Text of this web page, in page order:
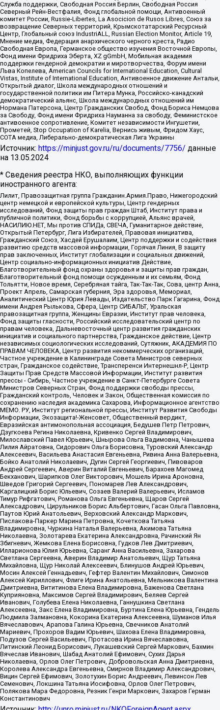
Служба поддержки, Свободная Россия Берлин, Свободная Россия
Северный Рейн-Вестфалия, Фонд глобальной помощи, Антивоенный
комитет России, Russie-Libertes, La Asocicion de Rusos Libres, Союз за
возвращение Северных территорий, Крымскотатарский Ресурсный
Центр, Глобальный союз IndustriALL, Russian Election Monitor, Article 19,
Мнение медиа, Федерация анархического черного креста, Радио
Свободная Европа, Германское общество изучения Восточной Европы,
Фонд имени Фридриха Эберта, XZ gGmbH, Мобильная академия
поддержки гендерной демократии и миротворчества, Форум имени
Льва Копелева, American Councils for International Education, Cultural
Vistas, Institute of International Education, Антивоенное движение Антальи,
Открытый диалог, Школа международных отношений и
государственной политики им Питера Мунка, Российско-канадский
демократический альянс, Школа международных отношений им
Нормана Патерсона, Центр Гражданских Свобод, Фонд Бориса Немцова
за Свободу, Фонд имени Фридриха Науманна за свободу, Феминистское
антивоенное сопротивление, Комитет независимости Ингушетии,
Прометей, Stop Occupation of Karelia, Вернись живым, Фридом Хаус,
СОТА медиа, Либерально-демократическая Лига Украины
Источник: https://minjust.gov.ru/ru/documents/7756/ данные
на 13.05.2024
* Сведения реестра НКО, выполняющих функции
иностранного агента:
Лилит, Правозащитная группа Гражданин.Армия.Право, Нижегородский
центр немецкой и европейской культуры, Центр гендерных
исследований, Фонд защиты прав граждан Штаб, Институт права и
публичной политики, Фонд борьбы с коррупцией, Альянс врачей,
НАСИЛИЮ.НЕТ, Мы против СПИДа, СВЕЧА, Гуманитарное действие,
Открытый Петербург, Лига Избирателей, Правовая инициатива,
Гражданский Союз, Хасдей Ерушалаим, Центр поддержки и содействия
развитию средств массовой информации, Горячая Линия, В защиту
прав заключенных, Институт глобализации и социальных движений,
Центр социально-информационных инициатив Действие,
Благотворительный фонд охраны здоровья и защиты прав граждан,
Благотворительный фонд помощи осужденным и их семьям, Фонд
Тольятти, Новое время, Серебряная тайга, Так-Так-Так, Сова, центр Анна,
Проект Апрель, Самарская губерния, Эра здоровья, Мемориал,
Аналитический Центр Юрия Левады, Издательство Парк Гагарина, Фонд
имени Андрея Рылькова, Сфера, Центр СИБАЛЬТ, Уральская
правозащитная группа, Женщины Евразии, Институт прав человека,
Фонд защиты гласности, Российский исследовательский центр по
правам человека, Дальневосточный центр развития гражданских
инициатив и социального партнерства, Гражданское действие, Центр
независимых социологических исследований, Сутяжник, АКАДЕМИЯ ПО
ПРАВАМ ЧЕЛОВЕКА, Центр развития некоммерческих организаций,
Частное учреждение в Калининграде Совета Министров северных
стран, Гражданское содействие, Трансперенси Интернешнл-Р, Центр
Защиты Прав Средств Массовой Информации, Институт развития
прессы - Сибирь, Частное учреждение в Санкт-Петербурге Совета
Министров Северных Стран, Фонд поддержки свободы прессы,
Гражданский контроль, Человек и Закон, Общественная комиссия по
сохранению наследия академика Сахарова, Информационное агентство
МЕМО. РУ, Институт региональной прессы, Институт Развития Свободы
Информации, Экозащита!-Женсовет, Общественный вердикт,
Евразийская антимонопольная ассоциация, Бедушев Петр Петрович,
Дзугкоева Регина Николаевна, Кривенко Сергей Владимирович,
Милославский Павел Юрьевич, Шнырова Ольга Вадимовна, Чанышева
Лилия Айратовна, Сидорович Ольга Борисовна, Туровский Александр
Алексеевич, Васильева Анастасия Евгеньевна, Ривина Анна Валерьевна,
Бойко Анатолий Николаевич, Дугин Сергей Георгиевич, Пивоваров
Андрей Сергеевич, Аверин Виталий Евгеньевич, Барахоев Магомед
Бекханович, Шарипков Олег Викторович, Мошель Ирина Ароновна,
Шведов Григорий Сергеевич, Пономарев Лев Александрович,
Каргалицкий Борис Юльевич, Созаев Валерий Валерьевич, Исламов
Тимур Рифгатович, Романова Ольга Евгеньевна, Щаров Сергей
Алексадрович, Цирульников Борис Альбертович, Гасан Ольга Павловна,
Паутов Юрий Анатольевич, Верховский Александр Маркович,
Пислакова-Паркер Марина Петровна, Кочеткова Татьяна
Владимировна, Чуркина Наталья Валерьевна, Акимова Татьяна
Николаевна, Золотарева Екатерина Александровна, Рачинский Ян
Збигневич, Жемкова Елена Борисовна, Гудков Лев Дмитриевич,
Илларионова Юлия Юрьевна, Саранг Анна Васильевна, Захарова
Светлана Сергеевна, Аверин Владимир Анатольевич, Щур Татьяна
Михайловна, Щур Николай Алексеевич, Блинушов Андрей Юрьевич,
Мосин Алексей Геннадьевич, Гефтер Валентин Михайлович, Симонов
Алексей Кириллович, Флиге Ирина Анатольевна, Мельникова Валентина
Дмитриевна, Вититинова Елена Владимировна, Баженова Светлана
Куприяновна, Максимов Сергей Владимирович, Беляев Сергей
Иванович, Голубева Елена Николаевна, Ганнушкина Светлана
Алексеевна, Закс Елена Владимировна, Буртина Елена Юрьевна, Гендель
Людмила Залмановна, Кокорина Екатерина Алексеевна, Шуманов Илья
Вячеславович, Арапова Галина Юрьевна, Свечников Анатолий
Мариевич, Прохоров Вадим Юрьевич, Шахова Елена Владимировна,
Подузов Сергей Васильевич, Протасова Ирина Вячеславовна,
Литинский Леонид Борисович, Лукашевский Сергей Маркович, Бахмин
Вячеслав Иванович, Шабад Анатолий Ефимович, Сухих Дарья
Николаевна, Орлов Олег Петрович, Добровольская Анна Дмитриевна,
Королева Александра Евгеньевна, Смирнов Владимир Александрович,
Вицин Сергей Ефимович, Золотухин Борис Андреевич, Левинсон Лев
Семенович, Локшина Татьяна Иосифовна, Орлов Олег Петрович,
Полякова Мара Федоровна, Резник Генри Маркович, Захаров Герман
Константинович